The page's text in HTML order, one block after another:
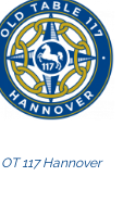
OT 117 Hannover